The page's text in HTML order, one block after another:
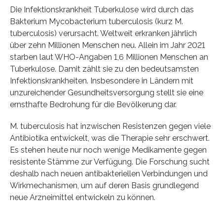
Die Infektionskrankheit Tuberkulose wird durch das
Bakterium Mycobacterium tuberculosis (kurz M.
tuberculosis) verursacht. Weltweit erkranken jährlich
über zehn Millionen Menschen neu. Allein im Jahr 2021
starben laut WHO-Angaben 1,6 Millionen Menschen an
Tuberkulose. Damit zählt sie zu den bedeutsamsten
Infektionskrankheiten. Insbesondere in Ländern mit
unzureichender Gesundheitsversorgung stellt sie eine
ernsthafte Bedrohung für die Bevölkerung dar.
M. tuberculosis hat inzwischen Resistenzen gegen viele
Antibiotika entwickelt, was die Therapie sehr erschwert.
Es stehen heute nur noch wenige Medikamente gegen
resistente Stämme zur Verfügung. Die Forschung sucht
deshalb nach neuen antibakteriellen Verbindungen und
Wirkmechanismen, um auf deren Basis grundlegend
neue Arzneimittel entwickeln zu können.